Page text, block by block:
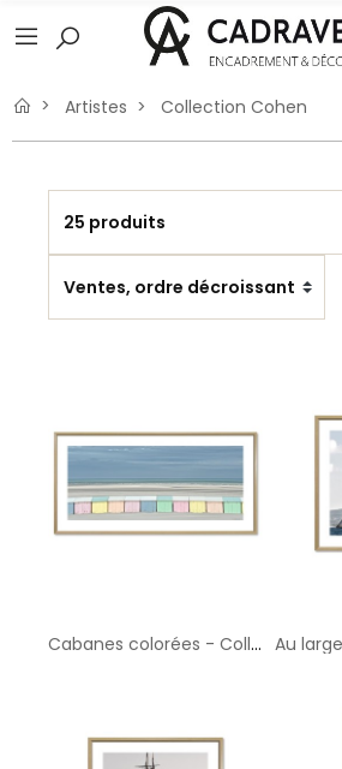
Artistes Collection Cohen
Cabanes colorées - Collection GF Cohen